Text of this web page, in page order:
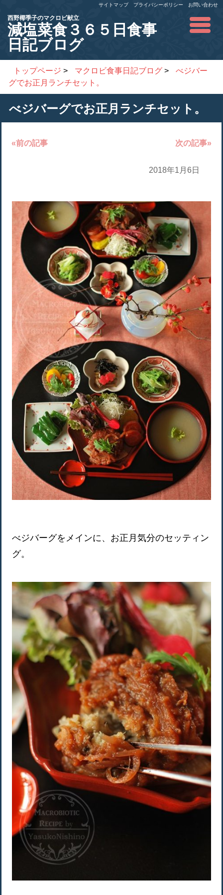
サイトマップ プライバシーポリシー お問い合わせ
西野椰季子のマクロビ献立
減塩菜食３６５日食事
日記ブログ
トップページ > マクロビ食事日記ブログ >
べジバー
グでお正月ランチセット。
べジバーグでお正月ランチセット。
«前の記事 次の記事»
2018年1月6日
べジバーグをメインに、お正月気分のセッティン
グ。